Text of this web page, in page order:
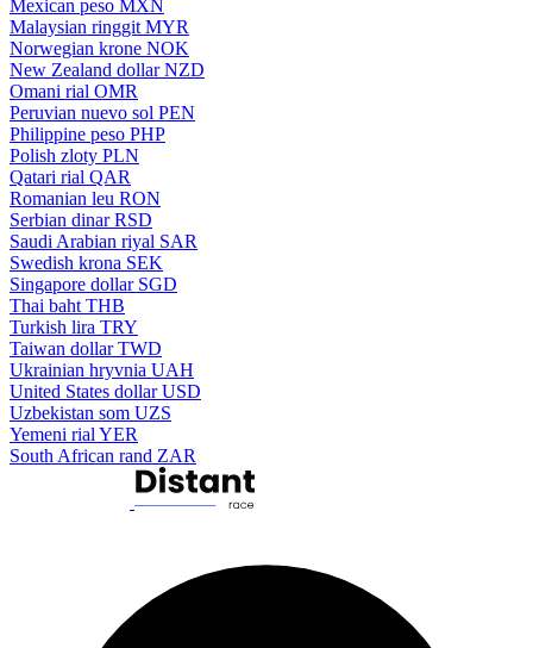
Mexican peso MXN
Malaysian ringgit MYR
Norwegian krone NOK
New Zealand dollar NZD
Omani rial OMR
Peruvian nuevo sol PEN
Philippine peso PHP
Polish zloty PLN
Qatari rial QAR
Romanian leu RON
Serbian dinar RSD
Saudi Arabian riyal SAR
Swedish krona SEK
Singapore dollar SGD
Thai baht THB
Turkish lira TRY
Taiwan dollar TWD
Ukrainian hryvnia UAH
United States dollar USD
Uzbekistan som UZS
Yemeni rial YER
South African rand ZAR